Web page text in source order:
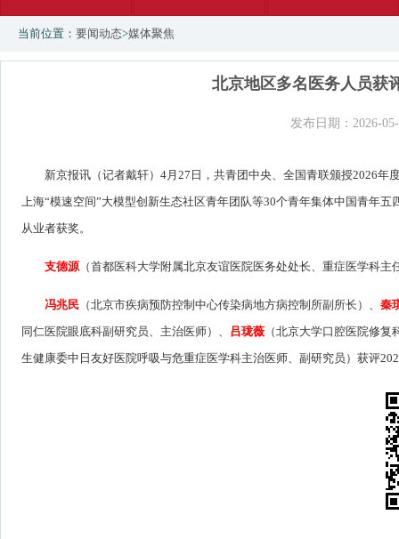
当前位置： 要闻动态>媒体聚焦
北京地区多名医务人员获
发布日期：2026-
新京报讯（记者戴轩）4月27日，共青团中央、全国青联颁授2026
上海“模速空间”大模型创新生态社区青年团队等30个青年集体中国青年
从业者获奖。
支德源 （首都医科大学附属北京友谊医院医务处处长、重症医学科主
冯兆民 （北京市疾病预防控制中心传染病地方病控制所副所长）、秦
同仁医院眼底科副研究员、主治医师）、 吕珑薇 （北京大学口腔医院修
生健康委中日友好医院呼吸与危重症医学科主治医师、副研究员）获评